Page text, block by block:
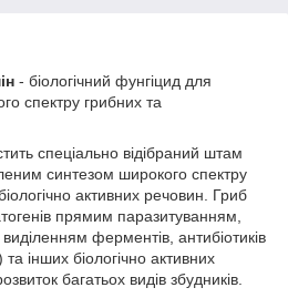
- біологічний фунгіцид для
спектру грибних та
спеціально відібраний штам
синтезом широкого спектру
активних речовин. Гриб
прямим паразитуванням,
ферментів, антибіотиків
та інших біологічно активних
багатьох видів збудників.